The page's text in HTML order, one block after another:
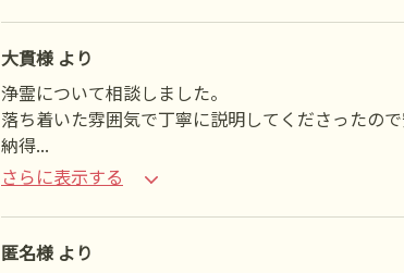
大貫様 より
浄霊について相談しました。
落ち着いた雰囲気で丁寧に説明してくださったので
納得...
さらに表示する
匿名様 より